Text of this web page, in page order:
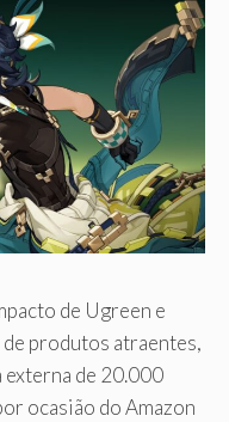
de Ugreen e
de produtos atraentes,
externa de 20.000
ocasião do Amazon